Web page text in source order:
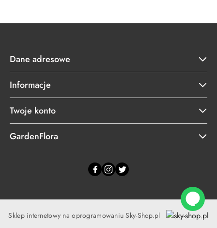
Dane adresowe
Informacje
Twoje konto
GardenFlora
Sklep internetowy na oprogramowaniu Sky-Shop.pl